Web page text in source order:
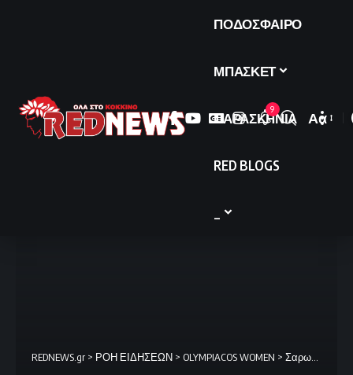
ΠΟΔΟΣΦΑΙΡΟ
ΜΠΑΣΚΕΤ
ΠΑΡΑΣΚΗΝΙΑ
RED BLOGS
9
Font
Αα
REDNEWS.gr > ΡΟΗ ΕΙΔΗΣΕΩΝ > OLYMPIACOS WOMEN > Σαρωτικός ο Θρύλος, παρέσυρε τον Πανιώνιο